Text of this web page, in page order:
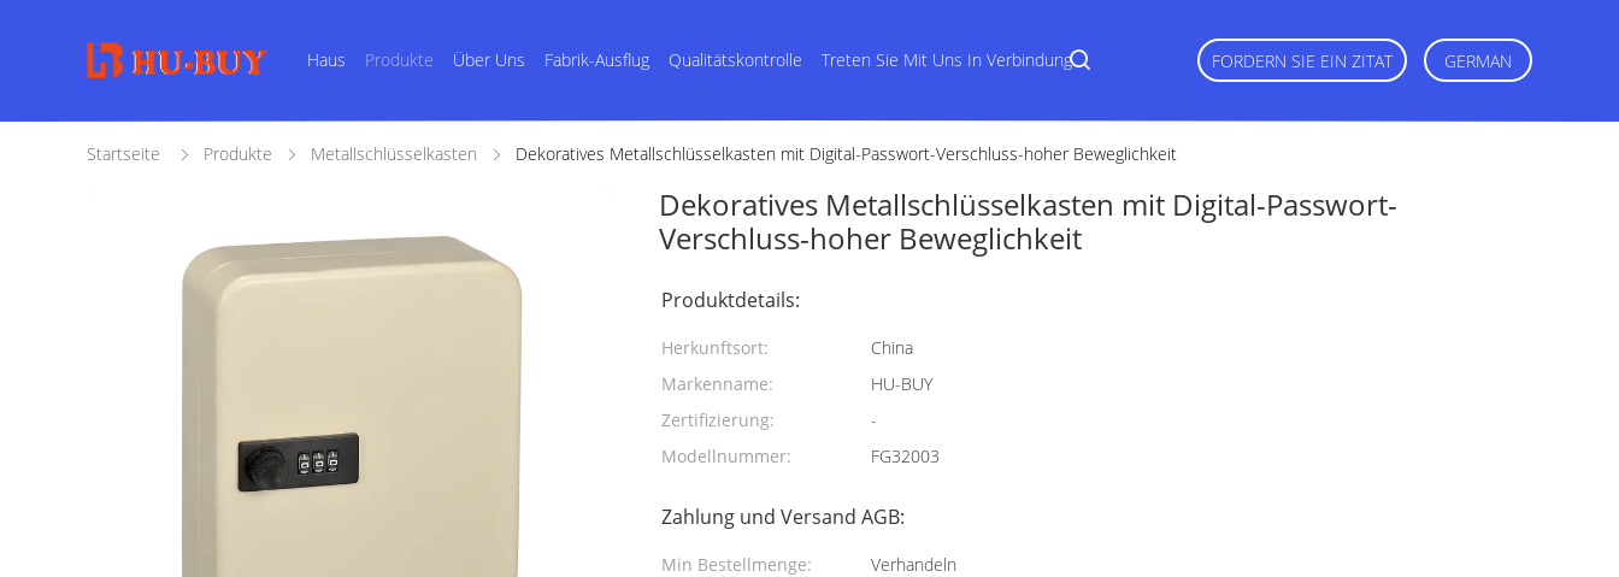
Haus Produkte Über Uns Fabrik-Ausflug Qualitätskontrolle Treten Sie Mit Uns In Verbindung FORDERN SIE EIN ZITAT GERMAN
Startseite Produkte Metallschlüsselkasten Dekoratives Metallschlüsselkasten mit Digital-Passwort-Verschluss-hoher Beweglichkeit
Dekoratives Metallschlüsselkasten mit Digital-Passwort-
Verschluss-hoher Beweglichkeit
Produktdetails:
Herkunftsort:
China
Markenname:
HU-BUY
Zertifizierung:
-
Modellnummer:
FG32003
Zahlung und Versand AGB:
Min Bestellmenge:
Verhandeln